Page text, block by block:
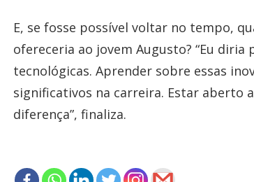
E, se fosse possível voltar no tempo,
ofereceria ao jovem Augusto? “Eu
tecnológicas. Aprender sobre essas
significativos na carreira. Estar aberto
diferença”, finaliza.